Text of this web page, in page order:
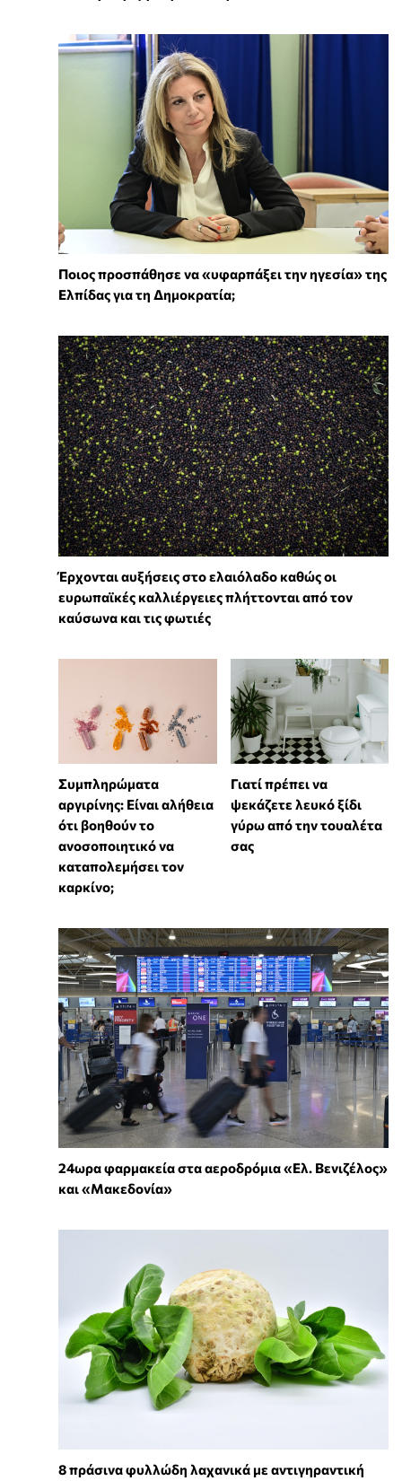
Ποιος προσπάθησε να «υφαρπάξει την ηγεσία» της
Ελπίδας για τη Δημοκρατία;
Έρχονται αυξήσεις στο ελαιόλαδο καθώς οι
ευρωπαϊκές καλλιέργειες πλήττονται από τον
καύσωνα και τις φωτιές
⁠Συμπληρώματα
αργιρίνης: Είναι αλήθεια
ότι βοηθούν το
ανοσοποιητικό να
καταπολεμήσει τον
καρκίνο;
Γιατί πρέπει να
ψεκάζετε λευκό ξίδι
γύρω από την τουαλέτα
σας
24ωρα φαρμακεία στα αεροδρόμια «Ελ. Βενιζέλος»
και «Μακεδονία»
8 πράσινα φυλλώδη λαχανικά με αντιγηραντική